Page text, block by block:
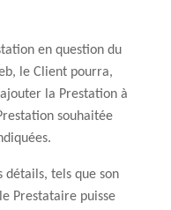
en question du
le Client pourra,
la Prestation à
souhaitée
détails, tels que son
Prestataire puisse